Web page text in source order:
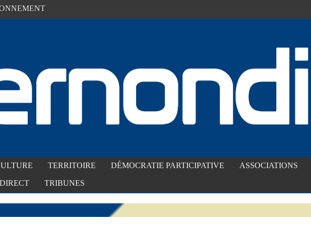
TERRITOIRE DÉMOCRATIE PARTICIPATIVE ASSOCIATIONS
TRIBUNES